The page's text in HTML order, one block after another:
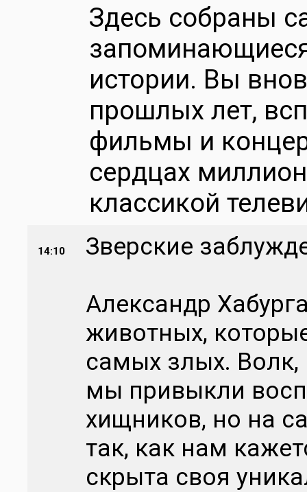
Здесь собраны
истории. Вы
прошлых лет,
фильмы и
сердцах
классикой
14:10
Зверские
Александр
животных,
самых злых. Волк,
мы привыкли
хищников, но на
так, как нам
скрыта своя